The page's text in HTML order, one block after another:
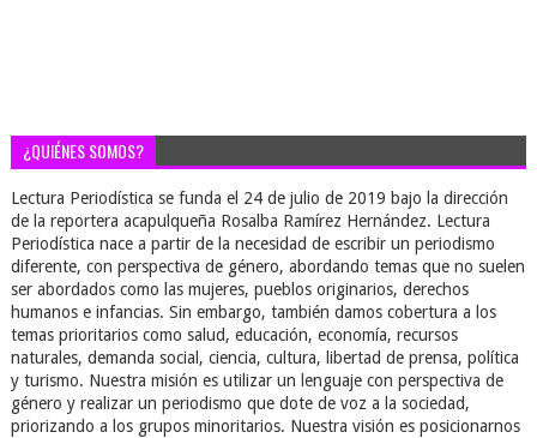
¿QUIÉNES SOMOS?
Lectura Periodística se funda el 24 de julio de 2019 bajo la dirección
de la reportera acapulqueña Rosalba Ramírez Hernández. Lectura
Periodística nace a partir de la necesidad de escribir un periodismo
diferente, con perspectiva de género, abordando temas que no suelen
ser abordados como las mujeres, pueblos originarios, derechos
humanos e infancias. Sin embargo, también damos cobertura a los
temas prioritarios como salud, educación, economía, recursos
naturales, demanda social, ciencia, cultura, libertad de prensa, política
y turismo. Nuestra misión es utilizar un lenguaje con perspectiva de
género y realizar un periodismo que dote de voz a la sociedad,
priorizando a los grupos minoritarios. Nuestra visión es posicionarnos